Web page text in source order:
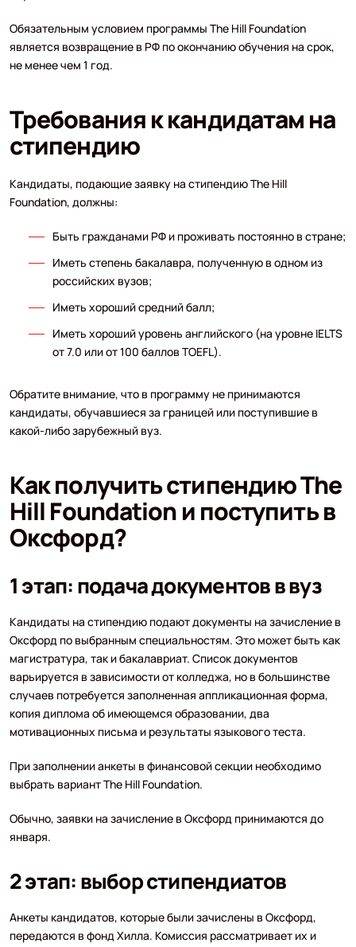
Обязательным условием программы The Hill Foundation
является возвращение в РФ по окончанию обучения на срок,
не менее чем 1 год.
Требования к кандидатам на
стипендию
Кандидаты, подающие заявку на стипендию The Hill
Foundation, должны:
Быть гражданами РФ и проживать постоянно в стране;
Иметь степень бакалавра, полученную в одном из
российских вузов;
Иметь хороший средний балл;
Иметь хороший уровень английского (на уровне IELTS
от 7.0 или от 100 баллов TOEFL).
Обратите внимание, что в программу не принимаются
кандидаты, обучавшиеся за границей или поступившие в
какой-либо зарубежный вуз.
Как получить стипендию The
Hill Foundation и поступить в
Оксфорд?
1 этап: подача документов в вуз
Кандидаты на стипендию подают документы на зачисление в
Оксфорд по выбранным специальностям. Это может быть как
магистратура, так и бакалавриат. Список документов
варьируется в зависимости от колледжа, но в большинстве
случаев потребуется заполненная аппликационная форма,
копия диплома об имеющемся образовании, два
мотивационных письма и результаты языкового теста.
При заполнении анкеты в финансовой секции необходимо
выбрать вариант The Hill Foundation.
Обычно, заявки на зачисление в Оксфорд принимаются до
января.
2 этап: выбор стипендиатов
Анкеты кандидатов, которые были зачислены в Оксфорд,
передаются в фонд Хилла. Комиссия рассматривает их и